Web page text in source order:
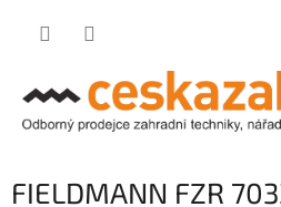
FIELDMANN FZR